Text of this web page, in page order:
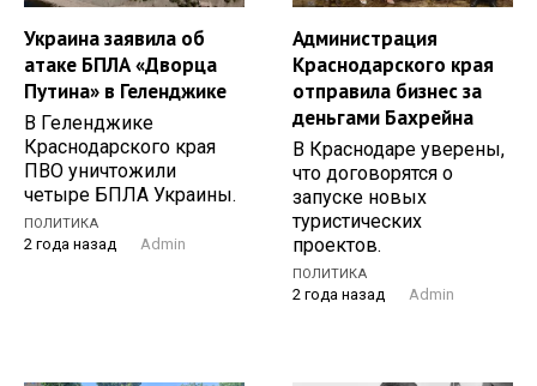
Украина заявила об
атаке БПЛА «Дворца
Путина» в Геленджике
В Геленджике
Краснодарского края
ПВО уничтожили
четыре БПЛА Украины.
ПОЛИТИКА
2 года назад Admin
Администрация
Краснодарского края
отправила бизнес за
деньгами Бахрейна
В Краснодаре уверены,
что договорятся о
запуске новых
туристических
проектов.
ПОЛИТИКА
2 года назад Admin